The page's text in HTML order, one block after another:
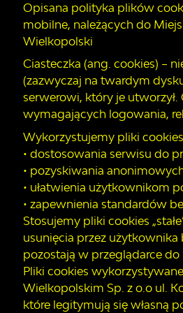
Opisana polityka plików
mobilne, należących do
Wielkopolski
Ciasteczka (ang. cookies) –
(zazwyczaj na twardym
serwerowi, który je
wymagających logowania,
Wykorzystujemy pliki
• dostosowania serwisu do
• pozyskiwania
• ułatwienia użytkownikom
• zapewnienia standardów
Stosujemy pliki cookies
usunięcia przez użytkownika
pozostają w przeglądarce do
Pliki cookies
Wielkopolskim Sp. z o.o ul.
które legitymują się własną